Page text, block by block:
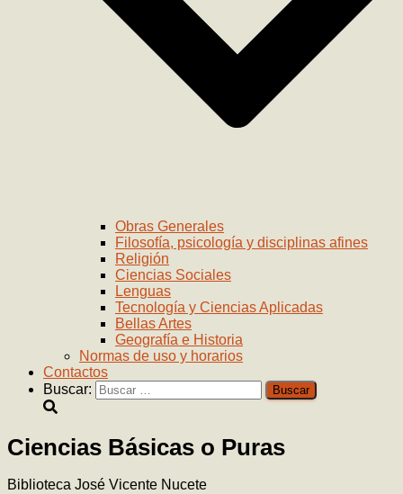
Obras Generales
Filosofía, psicología y disciplinas afines
Religión
Ciencias Sociales
Lenguas
Tecnología y Ciencias Aplicadas
Bellas Artes
Geografía e Historia
Normas de uso y horarios
Contactos
Buscar:
Ciencias Básicas o Puras
Biblioteca José Vicente Nucete